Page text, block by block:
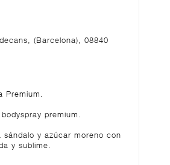
(Barcelona), 08840
Premium.
premium.
sándalo y azúcar moreno con
y sublime.